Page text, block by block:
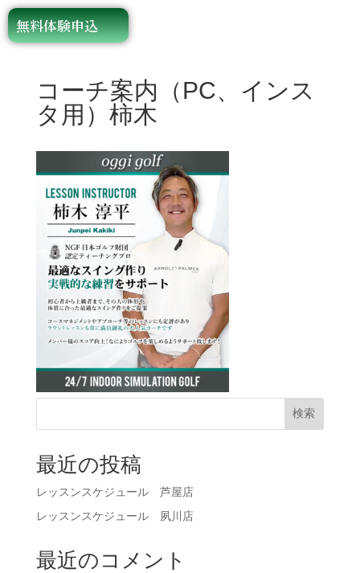
無料体験申込
コーチ案内（PC、インス
タ用）柿木
検索
最近の投稿
レッスンスケジュール 芦屋店
レッスンスケジュール 夙川店
最近のコメント